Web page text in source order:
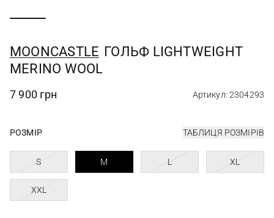
MOONCASTLE ГОЛЬФ LIGHTWEIGHT
MERINO WOOL
7 900 грн Артикул: 2304293
РОЗМІР ТАБЛИЦЯ РОЗМІРІВ
S M L XL
XXL